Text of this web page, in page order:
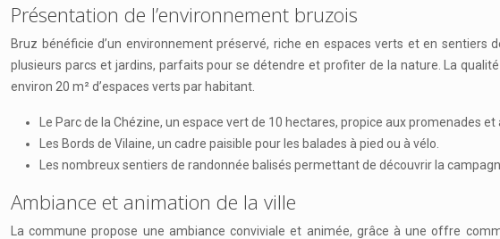
Présentation de l’environnement bruzois
Bruz bénéficie d’un environnement préservé, riche en espaces verts et en
plusieurs parcs et jardins, parfaits pour se détendre et profiter de la nature. La
environ 20 m² d’espaces verts par habitant.
Le Parc de la Chézine, un espace vert de 10 hectares, propice aux promenades et
Les Bords de Vilaine, un cadre paisible pour les balades à pied ou à vélo.
Les nombreux sentiers de randonnée balisés permettant de découvrir la
Ambiance et animation de la ville
La commune propose une ambiance conviviale et animée, grâce à une offre